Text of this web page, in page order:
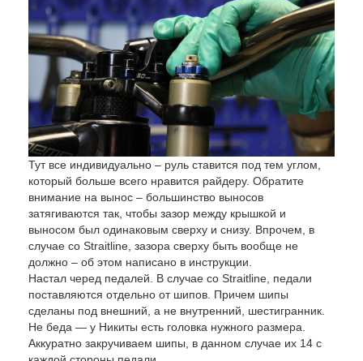
Тут все индивидуально – руль ставится под тем углом,
который больше всего нравится райдеру. Обратите
внимание на вынос – большинство выносов
затягиваются так, чтобы зазор между крышкой и
выносом был одинаковым сверху и снизу. Впрочем, в
случае со Straitline, зазора сверху быть вообще не
должно – об этом написано в инструкции.
Настал черед педалей. В случае со Straitline, педали
поставляются отдельно от шипов. Причем шипы
сделаны под внешний, а не внутренний, шестигранник.
Не беда — у Никиты есть головка нужного размера.
Аккуратно закручиваем шипы, в данном случае их 14 с